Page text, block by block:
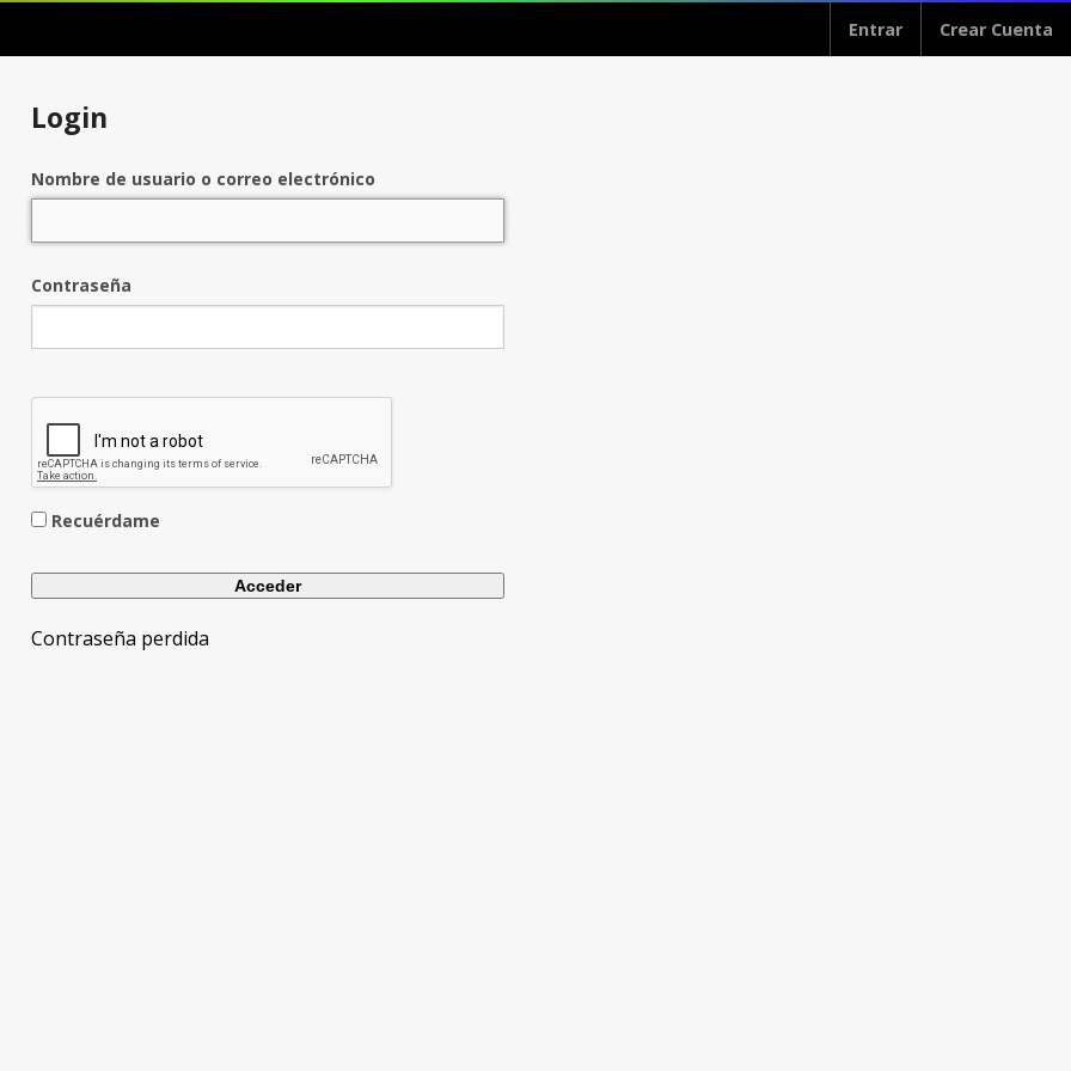
Entrar Crear Cuenta
Login
Nombre de usuario o correo electrónico
Contraseña
Recuérdame
Contraseña perdida